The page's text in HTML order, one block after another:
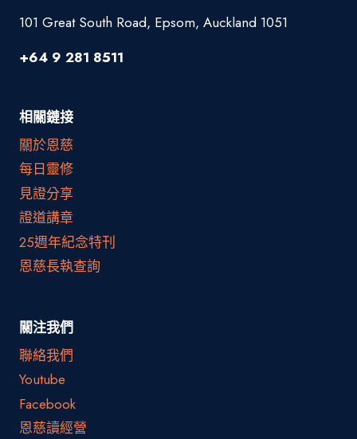
101 Great South Road, Epsom, Auckland 1051
+64 9 281 8511
相關鏈接
關於恩慈
每日靈修
見證分享
證道講章
25週年紀念特刊
恩慈長執查詢
關注我們
聯絡我們
Youtube
Facebook
恩慈讀經營